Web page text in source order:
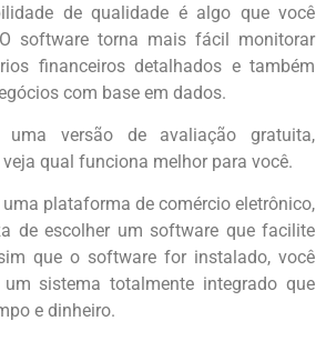
de qualidade é algo que você
software torna mais fácil monitorar
financeiros detalhados e também
com base em dados.
versão de avaliação gratuita,
qual funciona melhor para você.
plataforma de comércio eletrônico,
de escolher um software que facilite
que o software for instalado, você
um sistema totalmente integrado que
e dinheiro.